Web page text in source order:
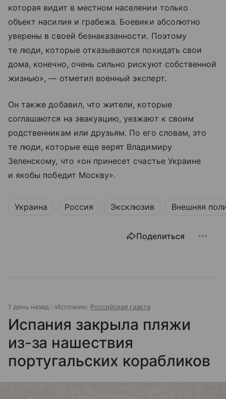
которая видит в местном населении только
объект насилия и грабежа. Боевики абсолютно
уверены в своей безнаказанности. Поэтому
те люди, которые отказываются покидать свои
дома, конечно, очень сильно рискуют собственной
жизнью», — отметил военный эксперт.
Он также добавил, что жители, которые
соглашаются на эвакуацию, уезжают к своим
родственникам или друзьям. По его словам, это
те люди, которые еще верят Владимиру
Зеленскому, что «он принесет счастье Украине
и якобы победит Москву».
Украина Россия Эксклюзив Внешняя
Поделиться
1 день назад Источник: Российская газета
Испания закрыла пляжи
из-за нашествия
португальских корабликов